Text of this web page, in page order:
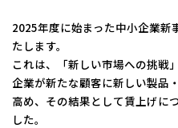
コーポレートサイト
2025年度に始まった中小企業
たします。
これは、「新しい市場への挑戦
企業が新たな顧客に新しい製
高め、その結果として賃上げに
した。